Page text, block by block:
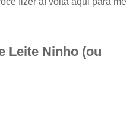
Leite Ninho (ou